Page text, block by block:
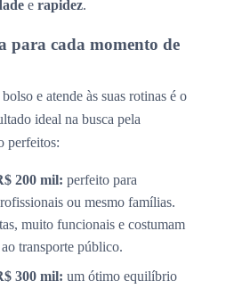
e rapidez.
para cada momento de
e atende às suas rotinas é o
ideal na busca pela
perfeitos:
200 mil: perfeito para
ou mesmo famílias.
muito funcionais e costumam
transporte público.
300 mil: um ótimo equilíbrio